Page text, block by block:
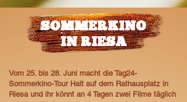
SOMMERKINO
IN RIESA
Vom 25. bis 28. Juni macht die Tag24-
Sommerkino-Tour Halt auf dem Rathausplatz in
Riesa und ihr könnt an 4 Tagen zwei Filme täglich